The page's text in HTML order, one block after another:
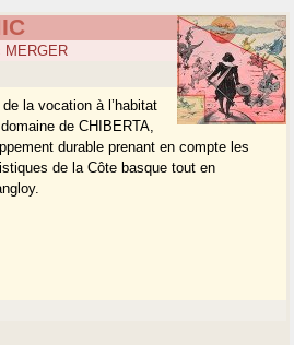
MERGER
la vocation à l’habitat
de CHIBERTA,
durable prenant en compte les
de la Côte basque tout en